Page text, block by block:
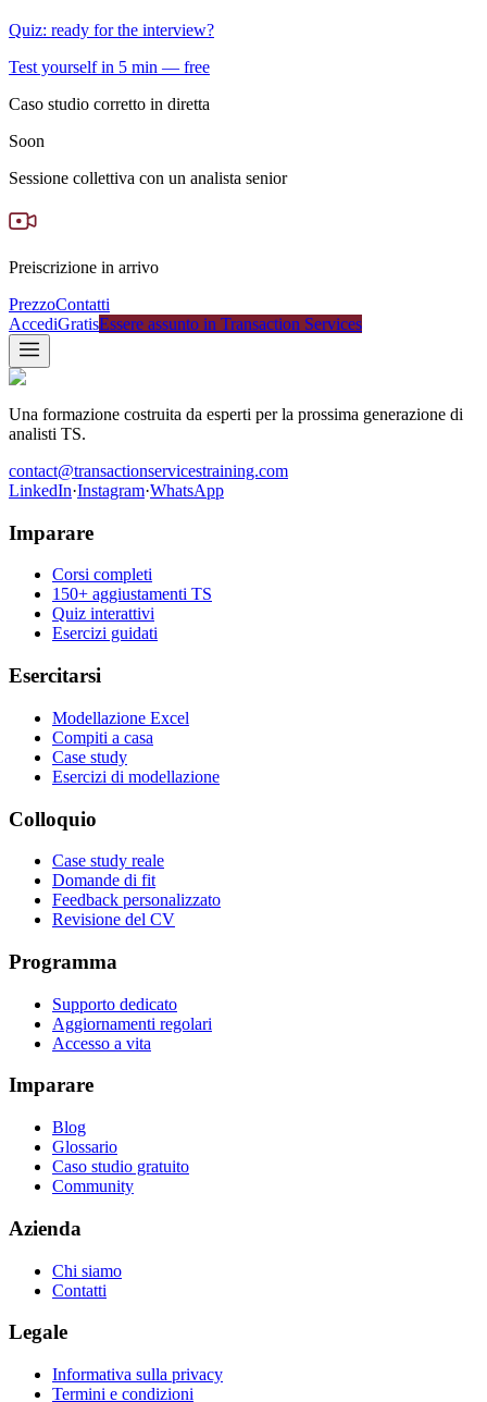
Quiz: ready for the interview?
Test yourself in 5 min — free
Caso studio corretto in diretta
Soon
Sessione collettiva con un analista senior
Preiscrizione in arrivo
PrezzoContatti
AccediGratisEssere assunto in Transaction Services
Una formazione costruita da esperti per la prossima generazione di
analisti TS.
contact@transactionservicestraining.com
LinkedIn·Instagram·WhatsApp
Imparare
Corsi completi
150+ aggiustamenti TS
Quiz interattivi
Esercizi guidati
Esercitarsi
Modellazione Excel
Compiti a casa
Case study
Esercizi di modellazione
Colloquio
Case study reale
Domande di fit
Feedback personalizzato
Revisione del CV
Programma
Supporto dedicato
Aggiornamenti regolari
Accesso a vita
Imparare
Blog
Glossario
Caso studio gratuito
Community
Azienda
Chi siamo
Contatti
Legale
Informativa sulla privacy
Termini e condizioni